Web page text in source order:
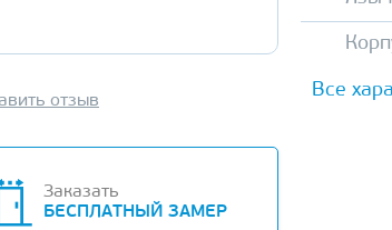
отзыв
Заказать
БЕСПЛАТНЫЙ ЗАМЕР
Все